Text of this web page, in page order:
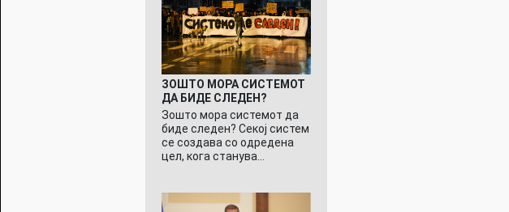
ЗОШТО МОРА СИСТЕМОТ
ДА БИДЕ СЛЕДЕН?
Зошто мора системот да
биде следен? Секој систем
се создава со одредена
цел, кога станува…